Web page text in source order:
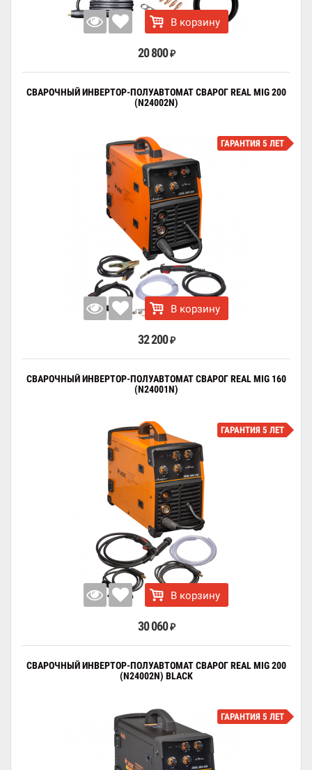
В корзину
20 800 ₽
СВАРОЧНЫЙ ИНВЕРТОР-ПОЛУАВТОМАТ СВАРОГ REAL MIG 200
(N24002N)
ГАРАНТИЯ 5 ЛЕТ
В корзину
32 200 ₽
СВАРОЧНЫЙ ИНВЕРТОР-ПОЛУАВТОМАТ СВАРОГ REAL MIG 160
(N24001N)
ГАРАНТИЯ 5 ЛЕТ
В корзину
30 060 ₽
СВАРОЧНЫЙ ИНВЕРТОР-ПОЛУАВТОМАТ СВАРОГ REAL MIG 200
(N24002N) BLACK
ГАРАНТИЯ 5 ЛЕТ